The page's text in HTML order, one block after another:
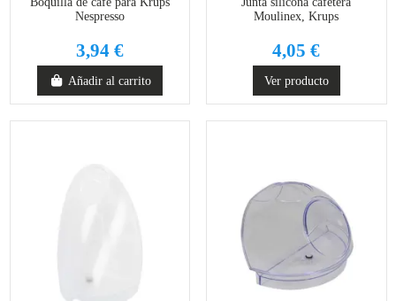
Nespresso
3,94 €
Añadir al carrito
Moulinex, Krups
4,05 €
Ver producto